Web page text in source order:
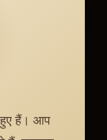
हैं। आप